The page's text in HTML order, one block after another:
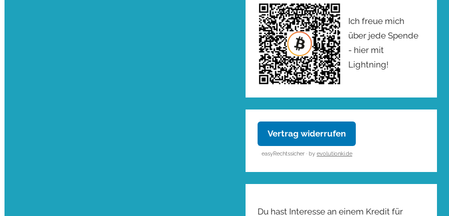
Ich freue mich
über jede Spende
- hier mit
Lightning!
Vertrag widerrufen
easyRechtssicher · by evolutionki.de
Du hast Interesse an einem Kredit für